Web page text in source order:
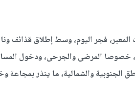
فجر اليوم، وسط إطلاق قذائف
المرضى والجرحى، ودخول
الجنوبية والشمالية، ما ينذر